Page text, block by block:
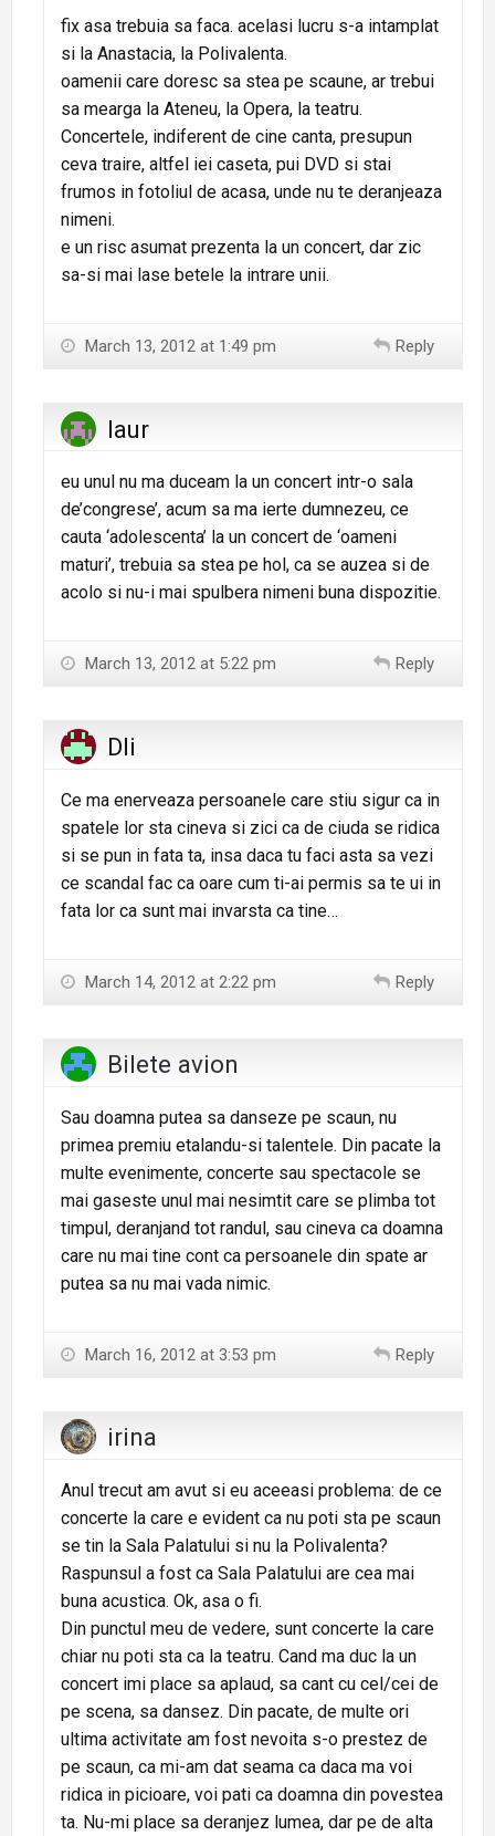
fix asa trebuia sa faca. acelasi lucru s-a intamplat
si la Anastacia, la Polivalenta.
oamenii care doresc sa stea pe scaune, ar trebui
sa mearga la Ateneu, la Opera, la teatru.
Concertele, indiferent de cine canta, presupun
ceva traire, altfel iei caseta, pui DVD si stai
frumos in fotoliul de acasa, unde nu te deranjeaza
nimeni.
e un risc asumat prezenta la un concert, dar zic
sa-si mai lase betele la intrare unii.
March 13, 2012 at 1:49 pm Reply
laur
eu unul nu ma duceam la un concert intr-o sala
de’congrese’, acum sa ma ierte dumnezeu, ce
cauta ‘adolescenta’ la un concert de ‘oameni
maturi’, trebuia sa stea pe hol, ca se auzea si de
acolo si nu-i mai spulbera nimeni buna dispozitie.
March 13, 2012 at 5:22 pm Reply
Dli
Ce ma enerveaza persoanele care stiu sigur ca in
spatele lor sta cineva si zici ca de ciuda se ridica
si se pun in fata ta, insa daca tu faci asta sa vezi
ce scandal fac ca oare cum ti-ai permis sa te ui in
fata lor ca sunt mai invarsta ca tine…
March 14, 2012 at 2:22 pm Reply
Bilete avion
Sau doamna putea sa danseze pe scaun, nu
primea premiu etalandu-si talentele. Din pacate la
multe evenimente, concerte sau spectacole se
mai gaseste unul mai nesimtit care se plimba tot
timpul, deranjand tot randul, sau cineva ca doamna
care nu mai tine cont ca persoanele din spate ar
putea sa nu mai vada nimic.
March 16, 2012 at 3:53 pm Reply
irina
Anul trecut am avut si eu aceeasi problema: de ce
concerte la care e evident ca nu poti sta pe scaun
se tin la Sala Palatului si nu la Polivalenta?
Raspunsul a fost ca Sala Palatului are cea mai
buna acustica. Ok, asa o fi.
Din punctul meu de vedere, sunt concerte la care
chiar nu poti sta ca la teatru. Cand ma duc la un
concert imi place sa aplaud, sa cant cu cel/cei de
pe scena, sa dansez. Din pacate, de multe ori
ultima activitate am fost nevoita s-o prestez de
pe scaun, ca mi-am dat seama ca daca ma voi
ridica in picioare, voi pati ca doamna din povestea
ta. Nu-mi place sa deranjez lumea, dar pe de alta